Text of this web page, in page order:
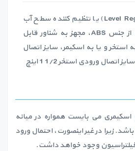
لول رگلاتور (Level Regulator) یا تنظیم کننده سطح آب
استخر، ساخته شده از جنس ABS، مجهز به شناور قابل
استخر و یا به اسکیمر، سایز اتصال
می بایست همواره در میانه
زیرا در غیر اینصورت، احتمال ورود
وجود خواهد داشت.